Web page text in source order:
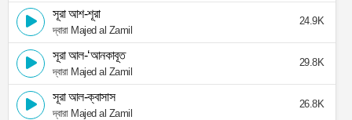
সূরা আশ-শূরা
দ্বারা Majed al Zamil
24.9K
সূরা আল-‘আনকাবূত
দ্বারা Majed al Zamil
29.8K
সূরা আল-ক্বাসাস
দ্বারা Majed al Zamil
26.8K